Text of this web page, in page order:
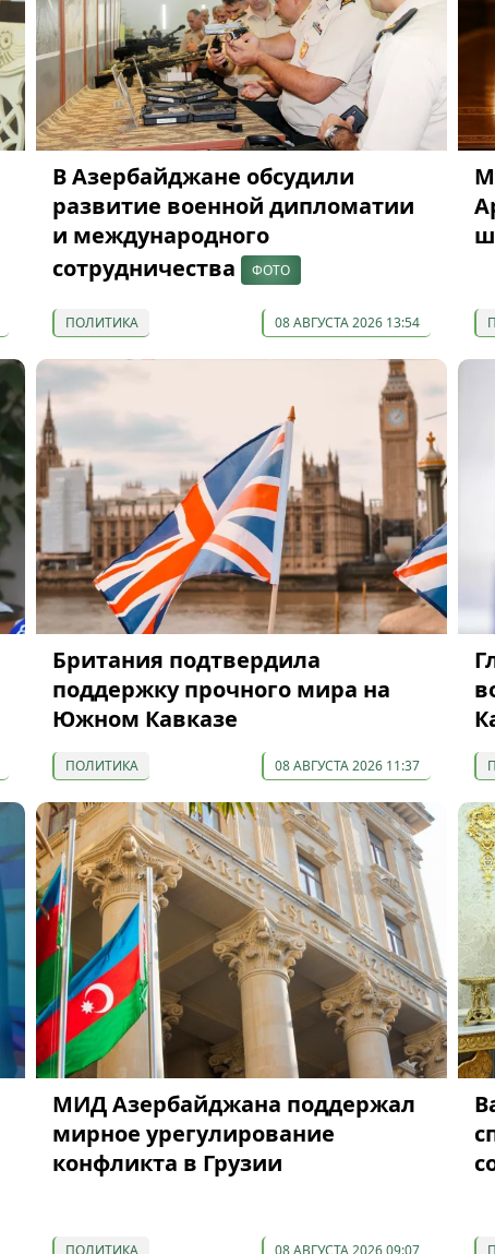
В Азербайджане обсудили
развитие военной дипломатии
и международного
сотрудничества
ФОТО
ПОЛИТИКА 08 АВГУСТА 2026 13:54
Британия подтвердила
поддержку прочного мира на
Южном Кавказе
ПОЛИТИКА 08 АВГУСТА 2026 11:37
МИД Азербайджана поддержал
мирное урегулирование
конфликта в Грузии
ПОЛИТИКА 08 АВГУСТА 2026 09:07